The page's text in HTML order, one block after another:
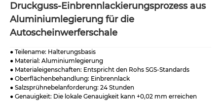
Druckguss-Einbrennlackierungsprozess aus
Aluminiumlegierung für die
Autoscheinwerferschale
● Teilename: Halterungsbasis
● Material: Aluminiumlegierung
● Materialeigenschaften: Entspricht den Rohs SGS-Standards
● Oberflächenbehandlung: Einbrennlack
● Salzsprühnebelanforderung: 24 Stunden
● Genauigkeit: Die lokale Genauigkeit kann +0,02 mm erreichen